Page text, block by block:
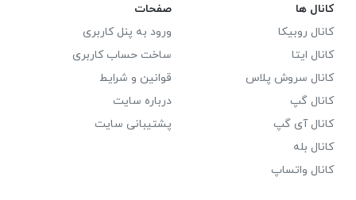
کانال ها
کانال روبیکا
کانال ایتا
کانال سروش پلاس
کانال گپ
کانال آی گپ
کانال بله
کانال واتساپ
صفحات
ورود به پنل کاربری
ساخت حساب کاربری
قوانین و شرایط
درباره سایت
پشتیبانی سایت